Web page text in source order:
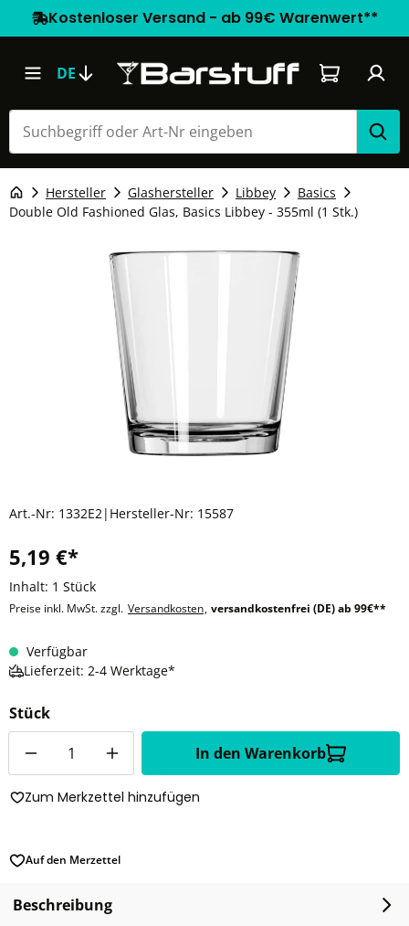
Kostenloser Versand - ab 99€ Warenwert**
DE Warenkorb
Hersteller Glashersteller Libbey
Basics
Double Old Fashioned Glas, Basics Libbey - 355ml (1 Stk.)
Art.-Nr: 1332E2| Hersteller-Nr: 15587
5,19 €*
Inhalt: 1 Stück
Preise inkl. MwSt. zzgl. Versandkosten, versandkostenfrei (DE) ab 99€**
Verfügbar
Lieferzeit: 2-4 Werktage*
Stück
In den Warenkorb
Zum Merkzettel hinzufügen
Auf den Merzettel
Beschreibung